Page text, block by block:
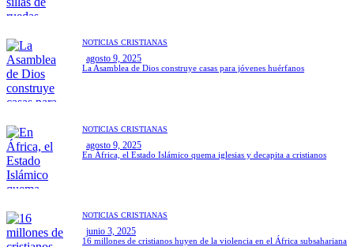
NOTICIAS CRISTIANAS
agosto 9, 2025
La Asamblea de Dios construye casas para jóvenes huérfanos
NOTICIAS CRISTIANAS
agosto 9, 2025
En África, el Estado Islámico quema iglesias y decapita a cristianos
NOTICIAS CRISTIANAS
junio 3, 2025
16 millones de cristianos huyen de la violencia en el África subsahariana